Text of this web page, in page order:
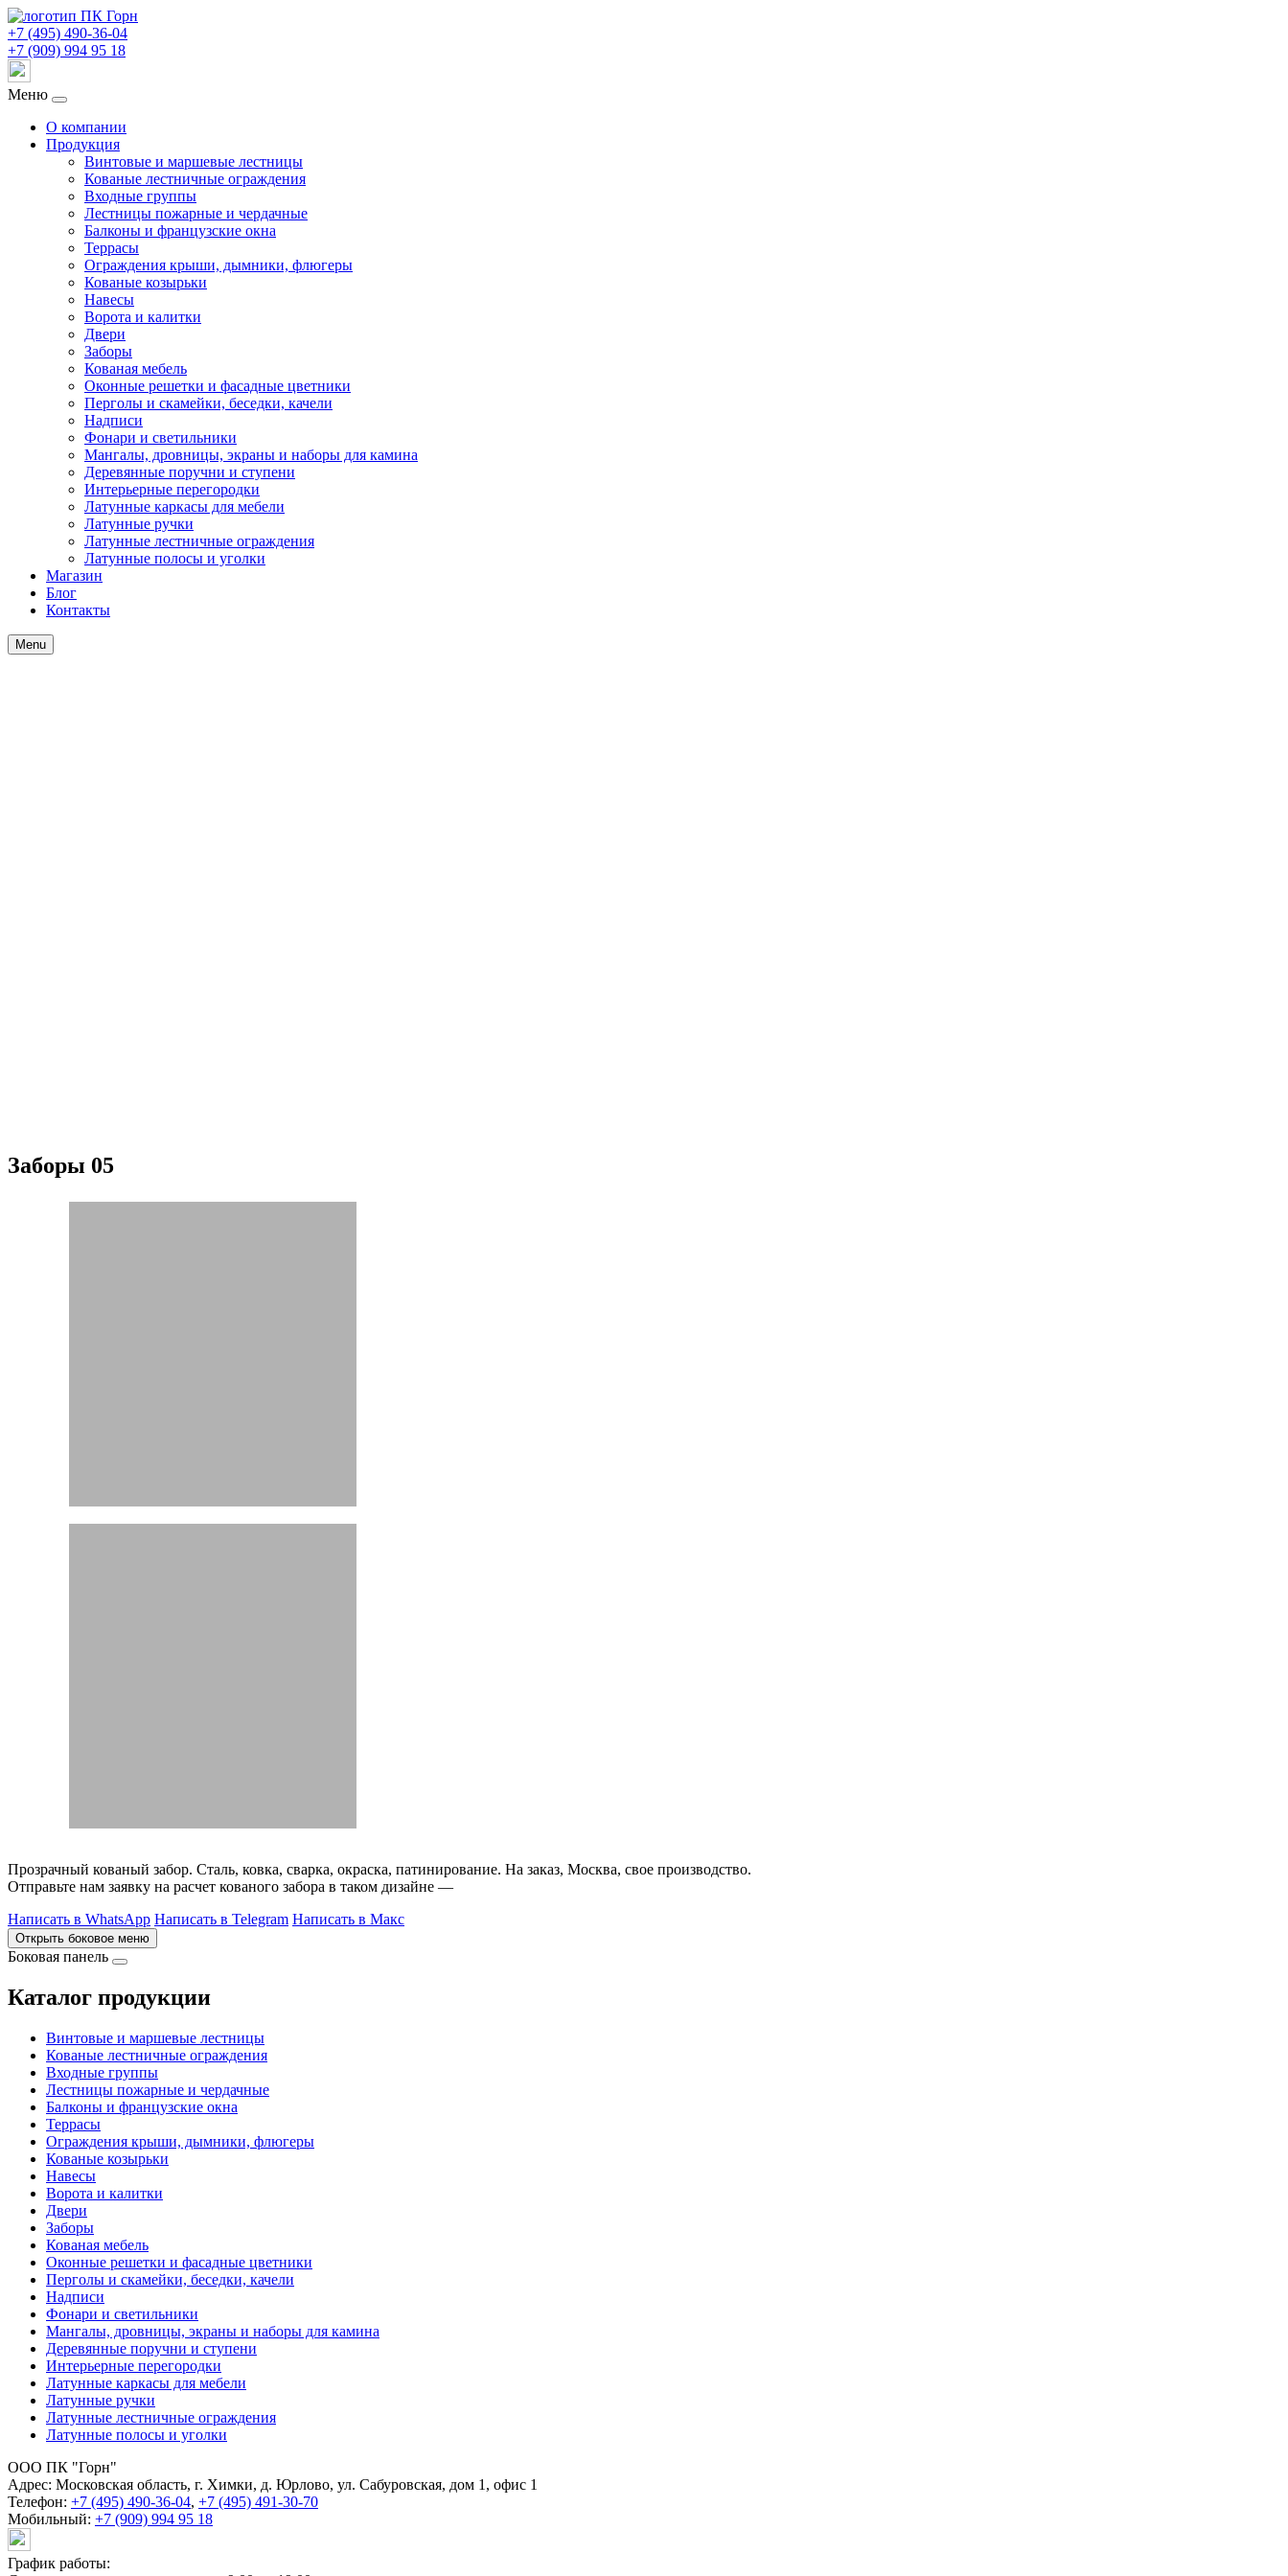
+7 (495) 490-36-04
+7 (909) 994 95 18
Меню
О компании
Продукция
Винтовые и маршевые лестницы
Кованые лестничные ограждения
Входные группы
Лестницы пожарные и чердачные
Балконы и французские окна
Террасы
Ограждения крыши, дымники, флюгеры
Кованые козырьки
Навесы
Ворота и калитки
Двери
Заборы
Кованая мебель
Оконные решетки и фасадные цветники
Перголы и скамейки, беседки, качели
Надписи
Фонари и светильники
Мангалы, дровницы, экраны и наборы для камина
Деревянные поручни и ступени
Интерьерные перегородки
Латунные каркасы для мебели
Латунные ручки
Латунные лестничные ограждения
Латунные полосы и уголки
Магазин
Блог
Контакты
Menu
Заборы 05
Прозрачный кованый забор. Сталь, ковка, сварка, окраска, патинирование. На заказ, Москва, свое производство.
Отправьте нам заявку на расчет кованого забора в таком дизайне —
Написать в WhatsApp Написать в Telegram Написать в Макс
Открыть боковое меню
Боковая панель
Каталог продукции
Винтовые и маршевые лестницы
Кованые лестничные ограждения
Входные группы
Лестницы пожарные и чердачные
Балконы и французские окна
Террасы
Ограждения крыши, дымники, флюгеры
Кованые козырьки
Навесы
Ворота и калитки
Двери
Заборы
Кованая мебель
Оконные решетки и фасадные цветники
Перголы и скамейки, беседки, качели
Надписи
Фонари и светильники
Мангалы, дровницы, экраны и наборы для камина
Деревянные поручни и ступени
Интерьерные перегородки
Латунные каркасы для мебели
Латунные ручки
Латунные лестничные ограждения
Латунные полосы и уголки
ООО ПК "Горн"
Адрес: Московская область, г. Химки, д. Юрлово, ул. Сабуровская, дом 1, офис 1
Телефон: +7 (495) 490-36-04, +7 (495) 491-30-70
Мобильный: +7 (909) 994 95 18
График работы: